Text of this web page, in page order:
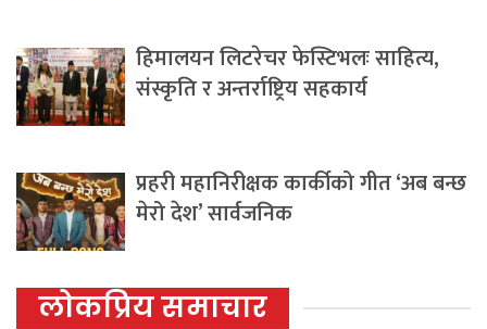
हिमालयन लिटरेचर फेस्टिभलः साहित्य,
संस्कृति र अन्तर्राष्ट्रिय सहकार्य
प्रहरी महानिरीक्षक कार्कीको गीत ‘अब बन्छ
मेरो देश’ सार्वजनिक
लोकप्रिय समाचार